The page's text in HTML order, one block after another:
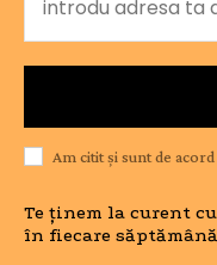
Am citit și sunt de acord
Te ținem la curent
în fiecare